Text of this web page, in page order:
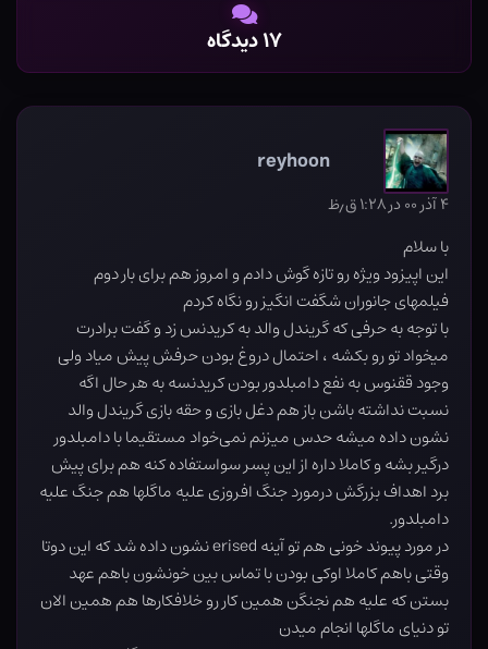
۱۷ دیدگاه
reyhoon
۴ آذر ۰۰ در ۱:۲۸ ق٫ظ
با سلام
این اپیزود ویژه رو تازه گوش دادم و امروز هم برای بار دوم
فیلمهای جانوران شگفت انگیز رو نگاه کردم
با توجه به حرفی که گریندل والد به کریدنس زد و گفت برادرت
میخواد تو رو بکشه ، احتمال دروغ بودن حرفش پیش میاد ولی
وجود ققنوس به نفع دامبلدور بودن کریدنسه به هر حال اگه
نسبت نداشته باشن باز هم دغل بازی و حقه بازی گریندل والد
نشون داده میشه حدس میزنم نمی‌خواد مستقیما با دامبلدور
درگیر بشه و کاملا داره از این پسر سواستفاده کنه هم برای پیش
برد اهداف بزرگش درمورد جنگ افروزی علیه ماگلها هم جنگ علیه
دامبلدور.
در مورد پیوند خونی هم تو آینه erised نشون داده شد که این دوتا
وقتی باهم کاملا اوکی بودن با تماس بین خونشون باهم عهد
بستن که علیه هم نجنگن همین کار رو خلافکارها هم همین الان
تو دنیای ماگلها انجام میدن